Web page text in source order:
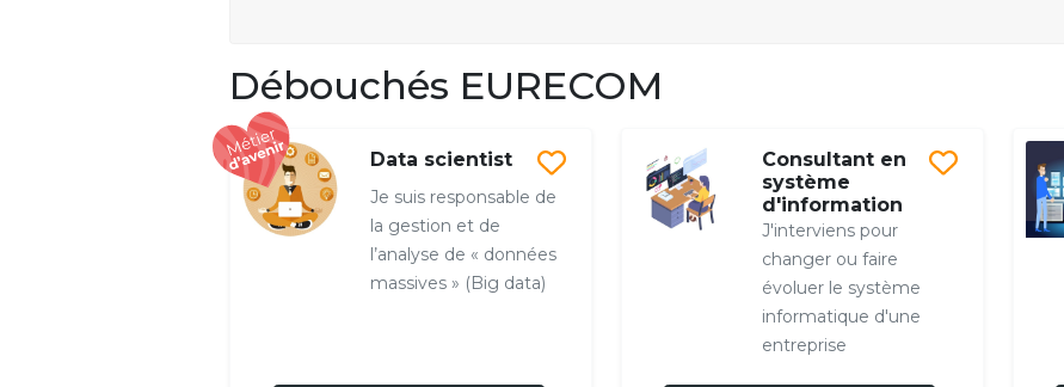
Débouchés EURECOM
Data scientist
Je suis responsable de
la gestion et de
l’analyse de « données
massives » (Big data)
Consultant en
système
d'information
J'interviens pour
changer ou faire
évoluer le système
informatique d'une
entreprise